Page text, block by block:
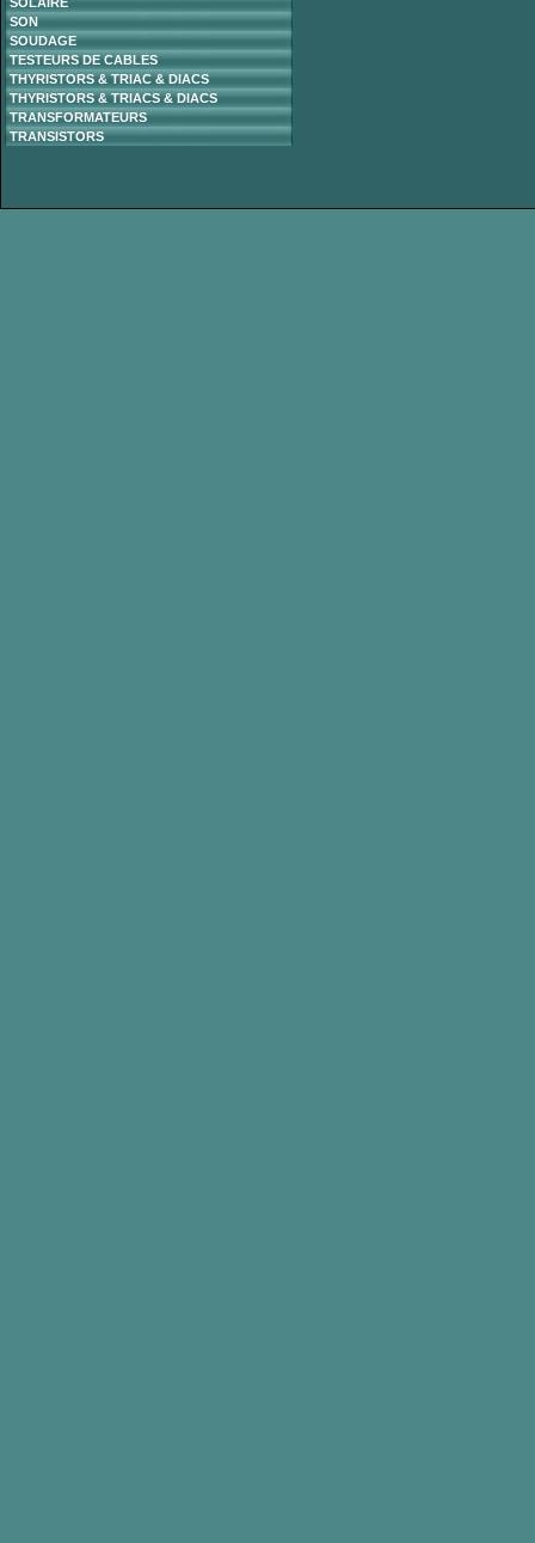
SON
SOUDAGE
TESTEURS DE CABLES
THYRISTORS & TRIAC & DIACS
THYRISTORS & TRIACS & DIACS
TRANSFORMATEURS
TRANSISTORS